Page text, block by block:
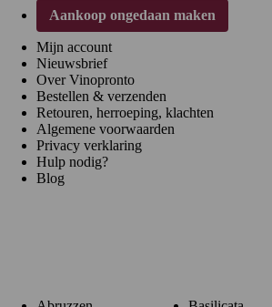
Aankoop ongedaan maken
Mijn account
Nieuwsbrief
Over Vinopronto
Bestellen & verzenden
Retouren, herroeping, klachten
Algemene voorwaarden
Privacy verklaring
Hulp nodig?
Blog